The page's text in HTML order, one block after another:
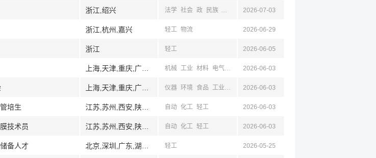
浙江,绍兴 法学 社会 政 民族 材料 纺织 轻工
2026-07-03
浙江,杭州,嘉兴 轻工 物流 2026-06-29
浙江 轻工 2026-06-05
机械 工业 材料 电气 化工 轻工
2026-06-03
仪器 环境 食品 工业 工商 机械 材料
2026-06-03
培生 自动 化工 轻工 2026-06-03
技术员 自动 化工 轻工 2026-06-03
备人才 轻工 2026-05-25